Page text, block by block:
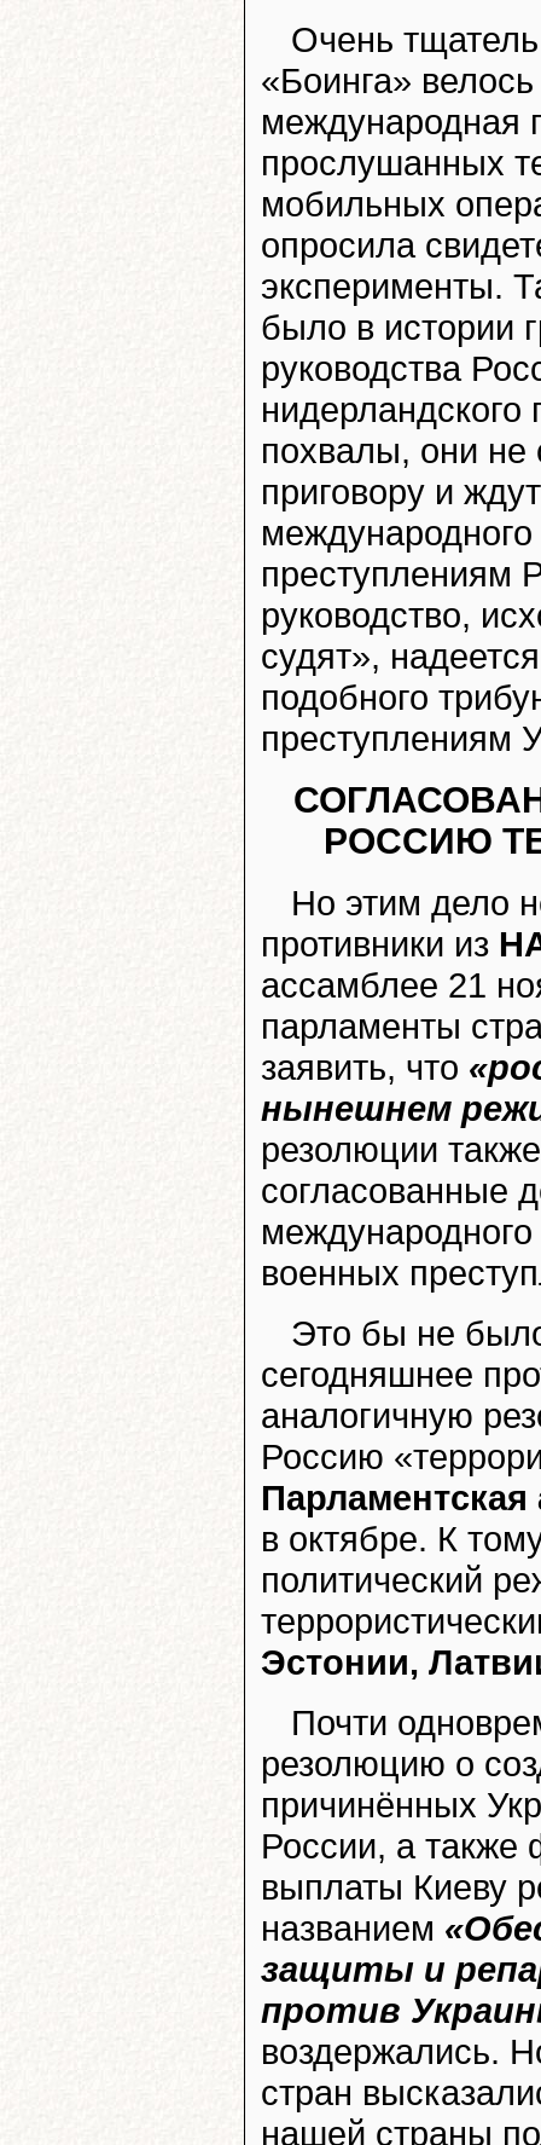
Очень
«Боинга»
международная
прослушанных
мобильных
опросила
эксперименты.
было в истории
руководства
нидерландского
похвалы, они не
приговору и
преступлениям
руководство,
судят»,
подобного
преступлениям
РОССИЮ
Но этим дело
противники из
ассамблее 21
парламенты
заявить, что
нынешнем
резолюции
согласованные
военных
Это бы не
сегодняшнее
аналогичную
Россию
в октябре. К
политический
Эстонии,
Почти
резолюцию о
причинённых
России, а
выплаты Киеву
названием
защиты и
против
воздержались.
стран
нашей страны